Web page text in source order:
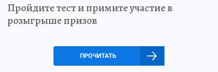
Пройдите тест и примите участие в
розыгрыше призов
ПРОЧИТАТЬ